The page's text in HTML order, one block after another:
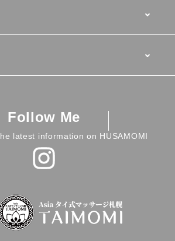
Follow Me
latest information on HUSAMOMI